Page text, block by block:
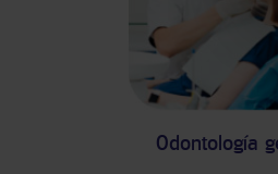
Odontología